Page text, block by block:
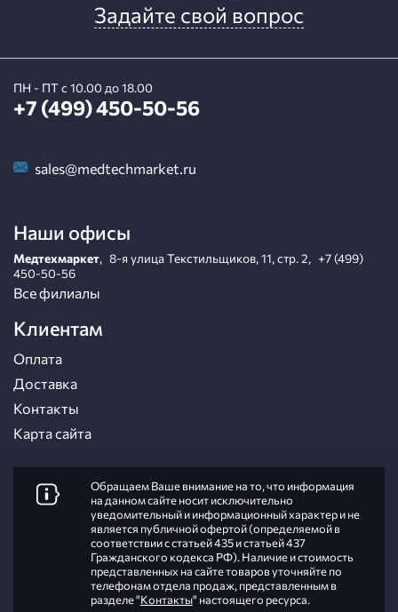
Задайте свой вопрос
ПН - ПТ с 10.00 до 18.00
+7 (499) 450-50-56
sales@medtechmarket.ru
Наши офисы
Медтехмаркет, 8-я улица Текстильщиков, 11, стр. 2, +7 (499)
450-50-56
Все филиалы
Клиентам
Оплата
Доставка
Контакты
Карта сайта
Обращаем Ваше внимание на то, что информация
на данном сайте носит исключительно
уведомительный и информационный характер и не
является публичной офертой (определяемой в
соответствии с статьей 435 и статьей 437
Гражданского кодекса РФ). Наличие и стоимость
представленных на сайте товаров уточняйте по
телефонам отдела продаж, представленным в
разделе "Контакты" настоящего ресурса.